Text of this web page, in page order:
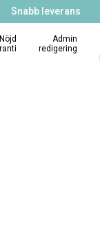
Snabb leverans
Admin
redigering